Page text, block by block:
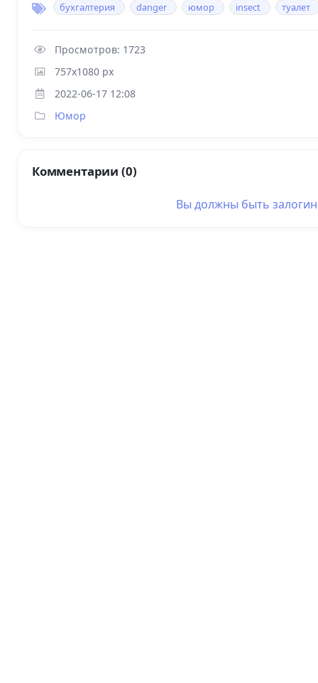
бухгалтерия danger юмор insect туалет
Просмотров: 1723
757x1080 px
2022-06-17 12:08
Юмор
Комментарии (0)
Вы должны быть